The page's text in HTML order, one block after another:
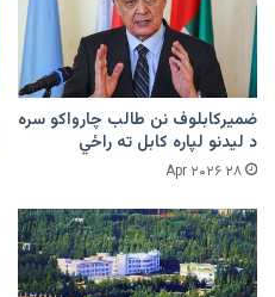
ضمیرکابلوف نن طالب چارواکو سره
د لیدنو لپاره کابل ته راځي
۲۸ Apr ۲۰۲۶